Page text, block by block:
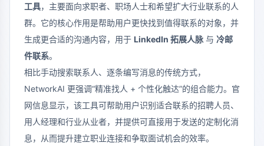
工具，主要面向求职者、职场人士和希望扩大行业联系的人
群。它的核心作用是帮助用户更快找到值得联系的对象，并
生成更合适的沟通内容，用于 LinkedIn 拓展人脉 与 冷邮
件联系。
相比手动搜索联系人、逐条编写消息的传统方式，
NetworkAI 更强调“精准找人 + 个性化触达”的组合能力。官
网信息显示，该工具可帮助用户识别适合联系的招聘人员、
用人经理和行业从业者，并提供可直接用于发送的定制化消
息，从而提升建立职业连接和争取面试机会的效率。